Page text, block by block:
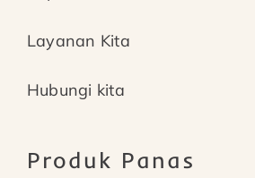
Layanan Kita
Hubungi kita
Produk Panas